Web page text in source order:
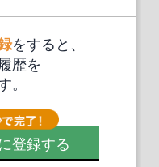
をすると、
歴を
。
登録する